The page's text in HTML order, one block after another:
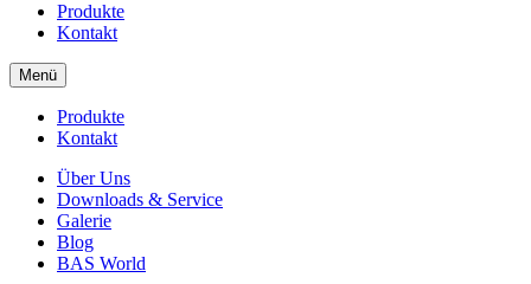
Produkte
Kontakt
Menü
Produkte
Kontakt
Über Uns
Downloads & Service
Galerie
Blog
BAS World